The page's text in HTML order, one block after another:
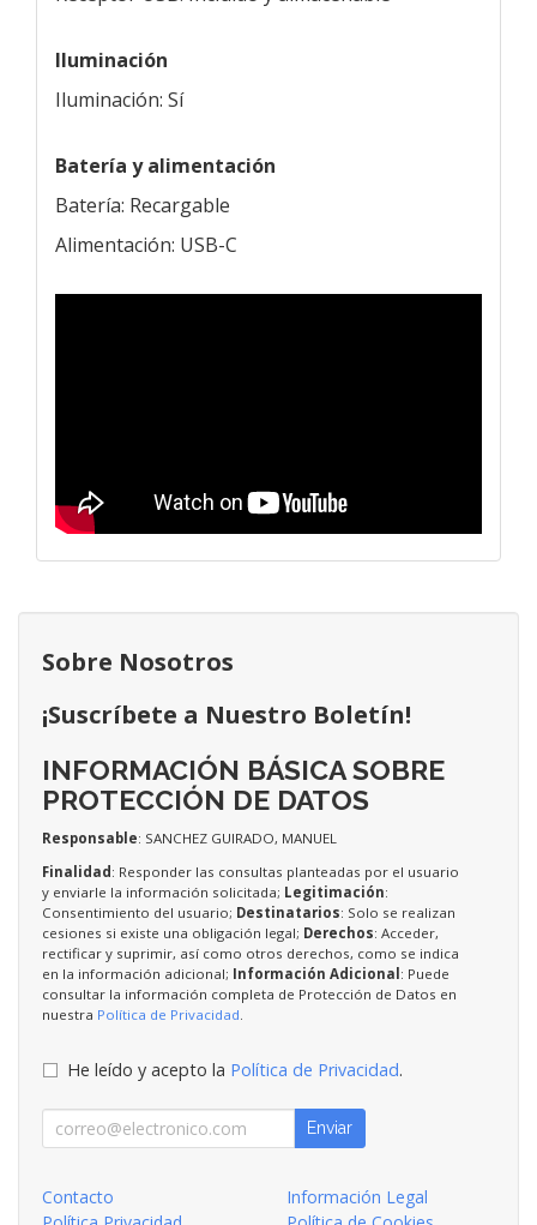
Iluminación
Iluminación: Sí
Batería y alimentación
Batería: Recargable
Alimentación: USB-C
Sobre Nosotros
¡Suscríbete a Nuestro Boletín!
INFORMACIÓN BÁSICA SOBRE
PROTECCIÓN DE DATOS
Responsable: SANCHEZ GUIRADO, MANUEL
Finalidad : Responder las consultas planteadas por el usuario
y enviarle la información solicitada; Legitimación:
Consentimiento del usuario; Destinatarios: Solo se realizan
cesiones si existe una obligación legal; Derechos: Acceder,
rectificar y suprimir, así como otros derechos, como se indica
en la información adicional; Información Adicional : Puede
consultar la información completa de Protección de Datos en
nuestra Política de Privacidad
He leído y acepto la Política de Privacidad.
Enviar
Contacto
Información Legal